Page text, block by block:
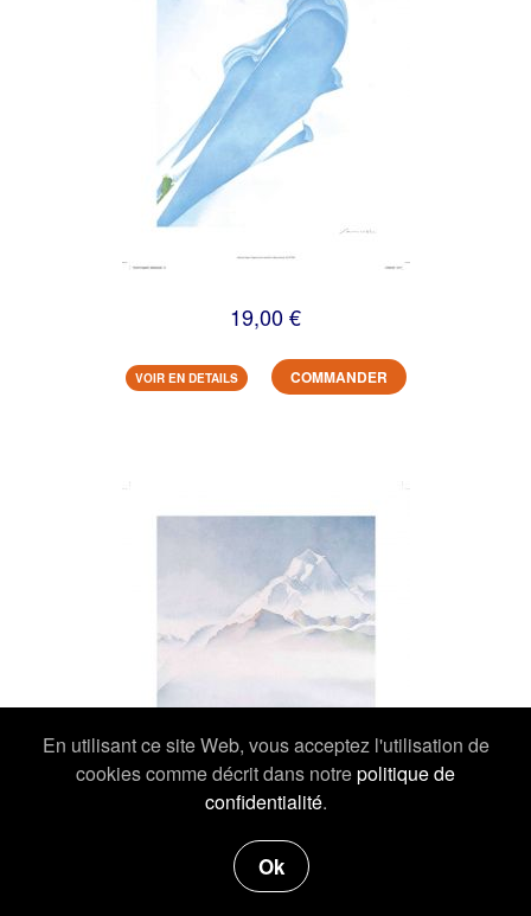
En utilisant ce site Web, vous acceptez l'utilisation de
cookies comme décrit dans notrepolitique de
confidentialité.
Ok
19,00 €
VOIR EN DETAILS COMMANDER